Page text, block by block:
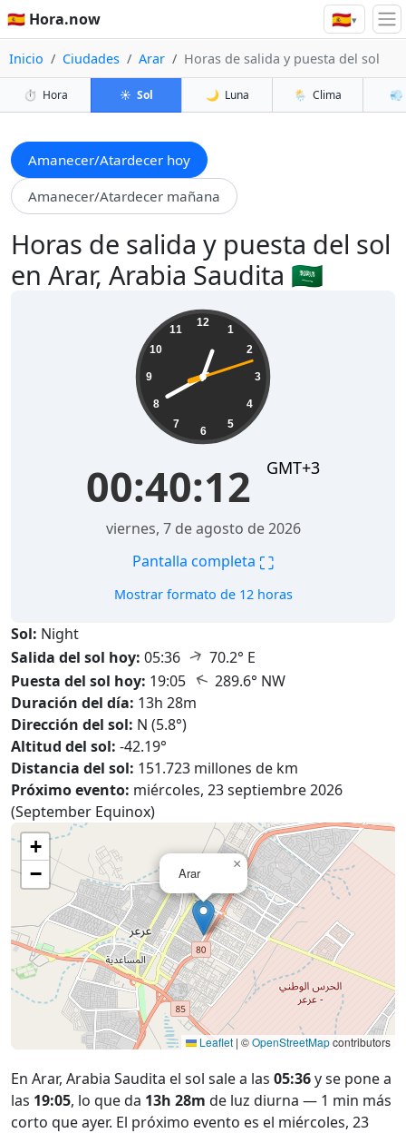
🇪🇸 Hora.now 🇪🇸▾
Inicio Ciudades Arar Horas de salida y puesta del sol
⏱️ Hora ☀️ Sol 🌙 Luna 🌦️ Clima 💨
Amanecer/Atardecer hoy
Amanecer/Atardecer mañana
Horas de salida y puesta del sol
en Arar, Arabia Saudita 🇸🇦
12
1
2
3
4
5
6
7
8
9
10
11
00:40:13 GMT+3
viernes, 7 de agosto de 2026
Pantalla completa ⛶
Mostrar formato de 12 horas
Sol: Night
Salida del sol hoy: 05:36 ↑ 70.2° E
Puesta del sol hoy: 19:05 ↑ 289.6° NW
Duración del día: 13h 28m
Dirección del sol: N (5.8°)
Altitud del sol: -42.19°
Distancia del sol: 151.723 millones de km
Próximo evento: miércoles, 23 septiembre 2026
(September Equinox)
Arar
×
+
−
Leaflet | ©OpenStreetMapcontributors
En Arar, Arabia Saudita el sol sale a las 05:36y se pone a
las 19:05, lo que da 13h 28m de luz diurna — 1 min más
corto que ayer. El próximo evento es el miércoles, 23